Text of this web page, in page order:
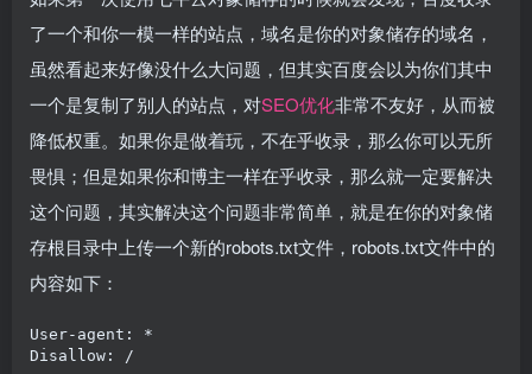
了一个和你一模一样的站点，域名是你的对象储存的域名，
虽然看起来好像没什么大问题，但其实百度会以为你们其中
一个是复制了别人的站点，对SEO优化非常不友好，从而被
降低权重。如果你是做着玩，不在乎收录，那么你可以无所
畏惧；但是如果你和博主一样在乎收录，那么就一定要解决
这个问题，其实解决这个问题非常简单，就是在你的对象储
存根目录中上传一个新的robots.txt文件，robots.txt文件中的
内容如下：
User-agent: *
Disallow: /